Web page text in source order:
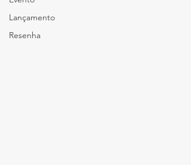
Lançamento
Resenha